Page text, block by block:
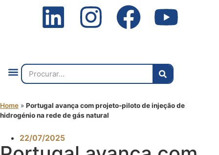
Home » Portugal avança com projeto-piloto de injeção de
hidrogénio na rede de gás natural
22/07/2025